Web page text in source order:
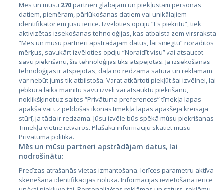
Страны
Эстония
Латвия
Литва
City24.lv
City24.ee
CVbankas.lt
Kainos.lt
Mēs un mūsu 270partneri glabājam un piekļūstam personas
datiem, piemēram, pārlūkošanas datiem vai unikālajiem
identifikatoriem jūsu ierīcē. Izvēloties opciju “Es piekrītu”, tiek
aktivizētas izsekošanas tehnoloģijas, kas atbalsta zem virsraksta
“Mēs un mūsu partneri apstrādājam datus, lai sniegtu” norādītos
mērķus, savukārt izvēloties opciju “Noraidīt visu” vai atsaucot
savu piekrišanu, šīs tehnoloģijas tiks atspējotas. Ja izsekošanas
tehnoloģijas ir atspējotas, daļa no redzamā satura un reklāmām
var nebūt jums tik atbilstoša. Varat atkārtoti piekļūt šai izvēlnei, lai
jebkurā laikā mainītu savu izvēli vai atsauktu piekrišanu,
noklikšķinot uz saites “Privātuma preferences” tīmekļa lapas
apakšā vai uz peldošās ikonas tīmekļa lapas apakšējā kreisajā
stūrī, ja tāda ir redzama. Jūsu izvēle būs spēkā mūsu piekrišanas
Tīmekļa vietne ietvaros. Plašāku informāciju skatiet mūsu
Privātuma politikā.
Mēs un mūsu partneri apstrādājam datus, lai
nodrošinātu:
Precīzas atrašanās vietas izmantošana. Ierīces parametru aktīva
skenēšana identifikācijas nolūkā. Informācijas ievietošana ierīcē